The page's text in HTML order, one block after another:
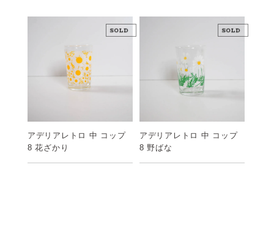
アデリアレトロ 中 コップ
8 花ざかり
アデリアレトロ 中 コップ
8 野ばな